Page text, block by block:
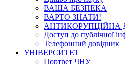
ВАША БЕЗПЕКА
ВАРТО ЗНАТИ!
АНТИКОРУПЦІЙНА
Доступ до публічної
Телефонний довідник
УНІВЕРСИТЕТ
Портрет ЧНУ